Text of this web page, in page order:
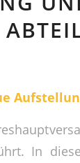
In